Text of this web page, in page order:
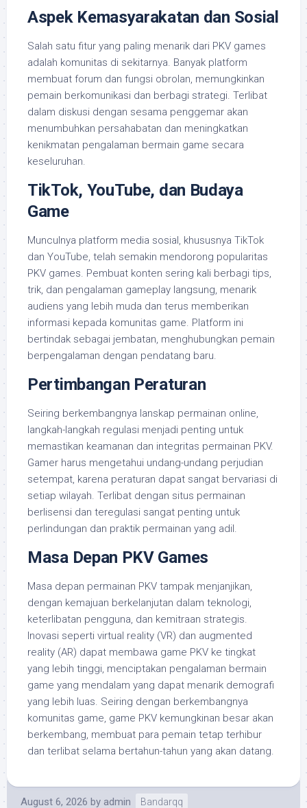
Aspek Kemasyarakatan dan Sosial
Salah satu fitur yang paling menarik dari PKV games
adalah komunitas di sekitarnya. Banyak platform
membuat forum dan fungsi obrolan, memungkinkan
pemain berkomunikasi dan berbagi strategi. Terlibat
dalam diskusi dengan sesama penggemar akan
menumbuhkan persahabatan dan meningkatkan
kenikmatan pengalaman bermain game secara
keseluruhan.
TikTok, YouTube, dan Budaya
Game
Munculnya platform media sosial, khususnya TikTok
dan YouTube, telah semakin mendorong popularitas
PKV games. Pembuat konten sering kali berbagi tips,
trik, dan pengalaman gameplay langsung, menarik
audiens yang lebih muda dan terus memberikan
informasi kepada komunitas game. Platform ini
bertindak sebagai jembatan, menghubungkan pemain
berpengalaman dengan pendatang baru.
Pertimbangan Peraturan
Seiring berkembangnya lanskap permainan online,
langkah-langkah regulasi menjadi penting untuk
memastikan keamanan dan integritas permainan PKV.
Gamer harus mengetahui undang-undang perjudian
setempat, karena peraturan dapat sangat bervariasi di
setiap wilayah. Terlibat dengan situs permainan
berlisensi dan teregulasi sangat penting untuk
perlindungan dan praktik permainan yang adil.
Masa Depan PKV Games
Masa depan permainan PKV tampak menjanjikan,
dengan kemajuan berkelanjutan dalam teknologi,
keterlibatan pengguna, dan kemitraan strategis.
Inovasi seperti virtual reality (VR) dan augmented
reality (AR) dapat membawa game PKV ke tingkat
yang lebih tinggi, menciptakan pengalaman bermain
game yang mendalam yang dapat menarik demografi
yang lebih luas. Seiring dengan berkembangnya
komunitas game, game PKV kemungkinan besar akan
berkembang, membuat para pemain tetap terhibur
dan terlibat selama bertahun-tahun yang akan datang.
August 6, 2026 by admin Bandarqq